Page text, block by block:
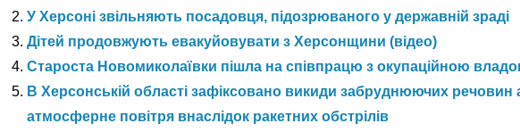
У Херсоні звільняють посадовця, підозрюваного у державній зраді
Дітей продовжують евакуйовувати з Херсонщини (відео)
Староста Новомиколаївки пішла на співпрацю з окупаційною
В Херсонській області зафіксовано викиди забруднюючих речовин
атмосферне повітря внаслідок ракетних обстрілів